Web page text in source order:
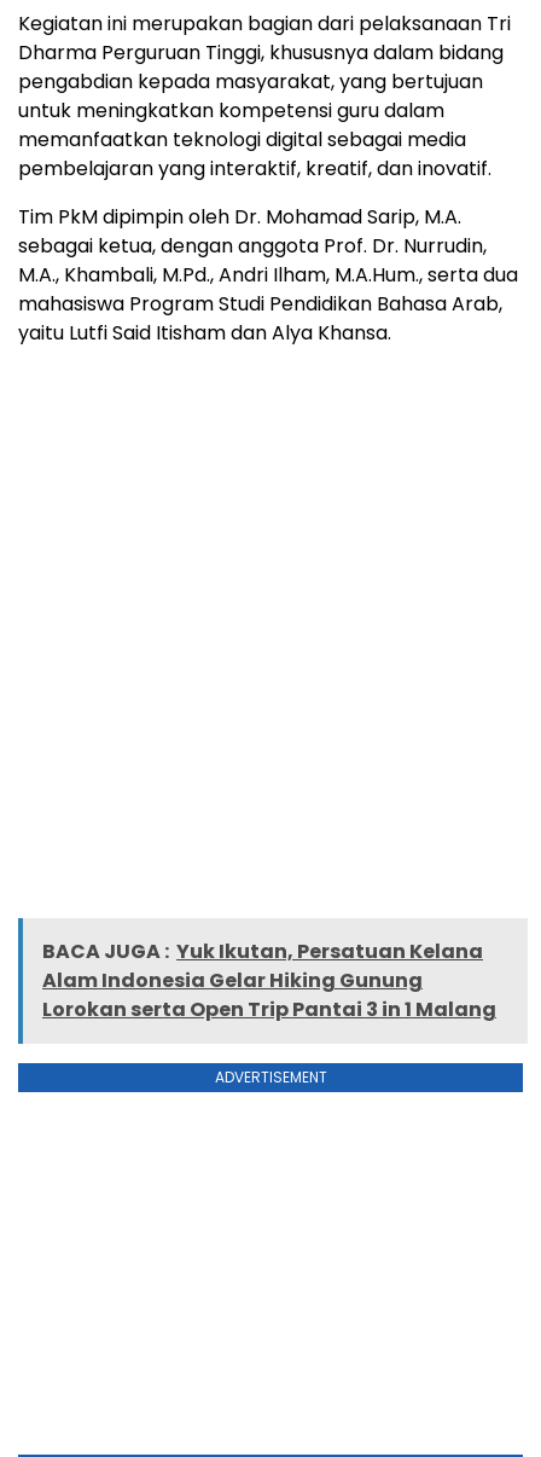
Kegiatan ini merupakan bagian dari pelaksanaan Tri
Dharma Perguruan Tinggi, khususnya dalam bidang
pengabdian kepada masyarakat, yang bertujuan
untuk meningkatkan kompetensi guru dalam
memanfaatkan teknologi digital sebagai media
pembelajaran yang interaktif, kreatif, dan inovatif.
Tim PkM dipimpin oleh Dr. Mohamad Sarip, M.A.
sebagai ketua, dengan anggota Prof. Dr. Nurrudin,
M.A., Khambali, M.Pd., Andri Ilham, M.A.Hum., serta dua
mahasiswa Program Studi Pendidikan Bahasa Arab,
yaitu Lutfi Said Itisham dan Alya Khansa.
BACA JUGA : Yuk Ikutan, Persatuan Kelana
Alam Indonesia Gelar Hiking Gunung
Lorokan serta Open Trip Pantai 3 in 1 Malang
ADVERTISEMENT